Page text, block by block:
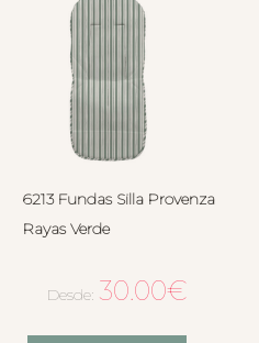
6213 Fundas Silla Provenza
Rayas Verde
Desde: 30.00€